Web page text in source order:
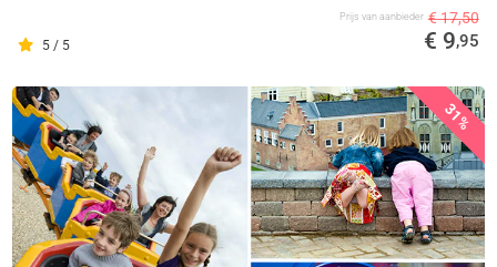
5 / 5
Prijs van aanbieder € 17,50
€ 9,95
31%